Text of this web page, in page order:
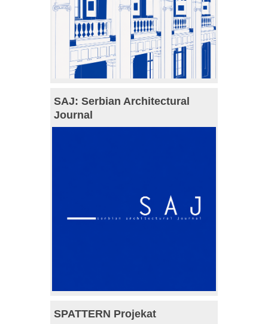
SAJ: Serbian Architectural
Journal
SPATTERN Projekat